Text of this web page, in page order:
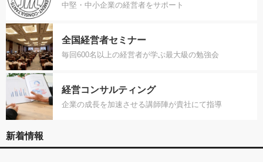
中堅・中小企業の経営者をサポート
全国経営者セミナー
毎回600名以上の経営者が学ぶ最大級の勉強会
経営コンサルティング
企業の成長を加速させる講師陣が貴社にて指導
新着情報